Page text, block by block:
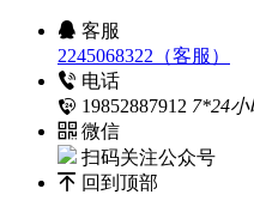
客服
2245068322（客服）
电话
19852887912 7*24
微信
扫码关注公众号
回到顶部